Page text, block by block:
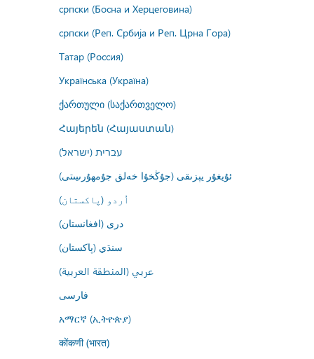
српски (Босна и Херцеговина)
српски (Реп. Србија и Реп. Црна Гора)
Татар (Россия)
Українська (Україна)
ქართული (საქართველო)
Հայերեն (Հայաստան)
עברית (ישראל)
ئۇيغۇر يېزىقى (جۇڭخۇا خەلق جۇمھۇرىيىتى)
اُردو (پاکستان)
درى (افغانستان)
سنڌي (پاکستان)
عربي (المنطقة العربية)
فارسى
አማርኛ (ኢትዮጵያ)
कोंकणी (भारत)